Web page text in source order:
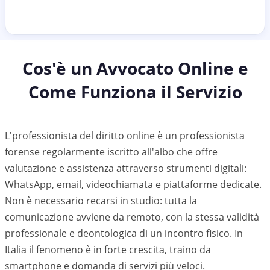
Cos'è un Avvocato Online e
Come Funziona il Servizio
L'professionista del diritto online è un professionista
forense regolarmente iscritto all'albo che offre
valutazione e assistenza attraverso strumenti digitali:
WhatsApp, email, videochiamata e piattaforme dedicate.
Non è necessario recarsi in studio: tutta la
comunicazione avviene da remoto, con la stessa validità
professionale e deontologica di un incontro fisico. In
Italia il fenomeno è in forte crescita, traino da
smartphone e domanda di servizi più veloci.